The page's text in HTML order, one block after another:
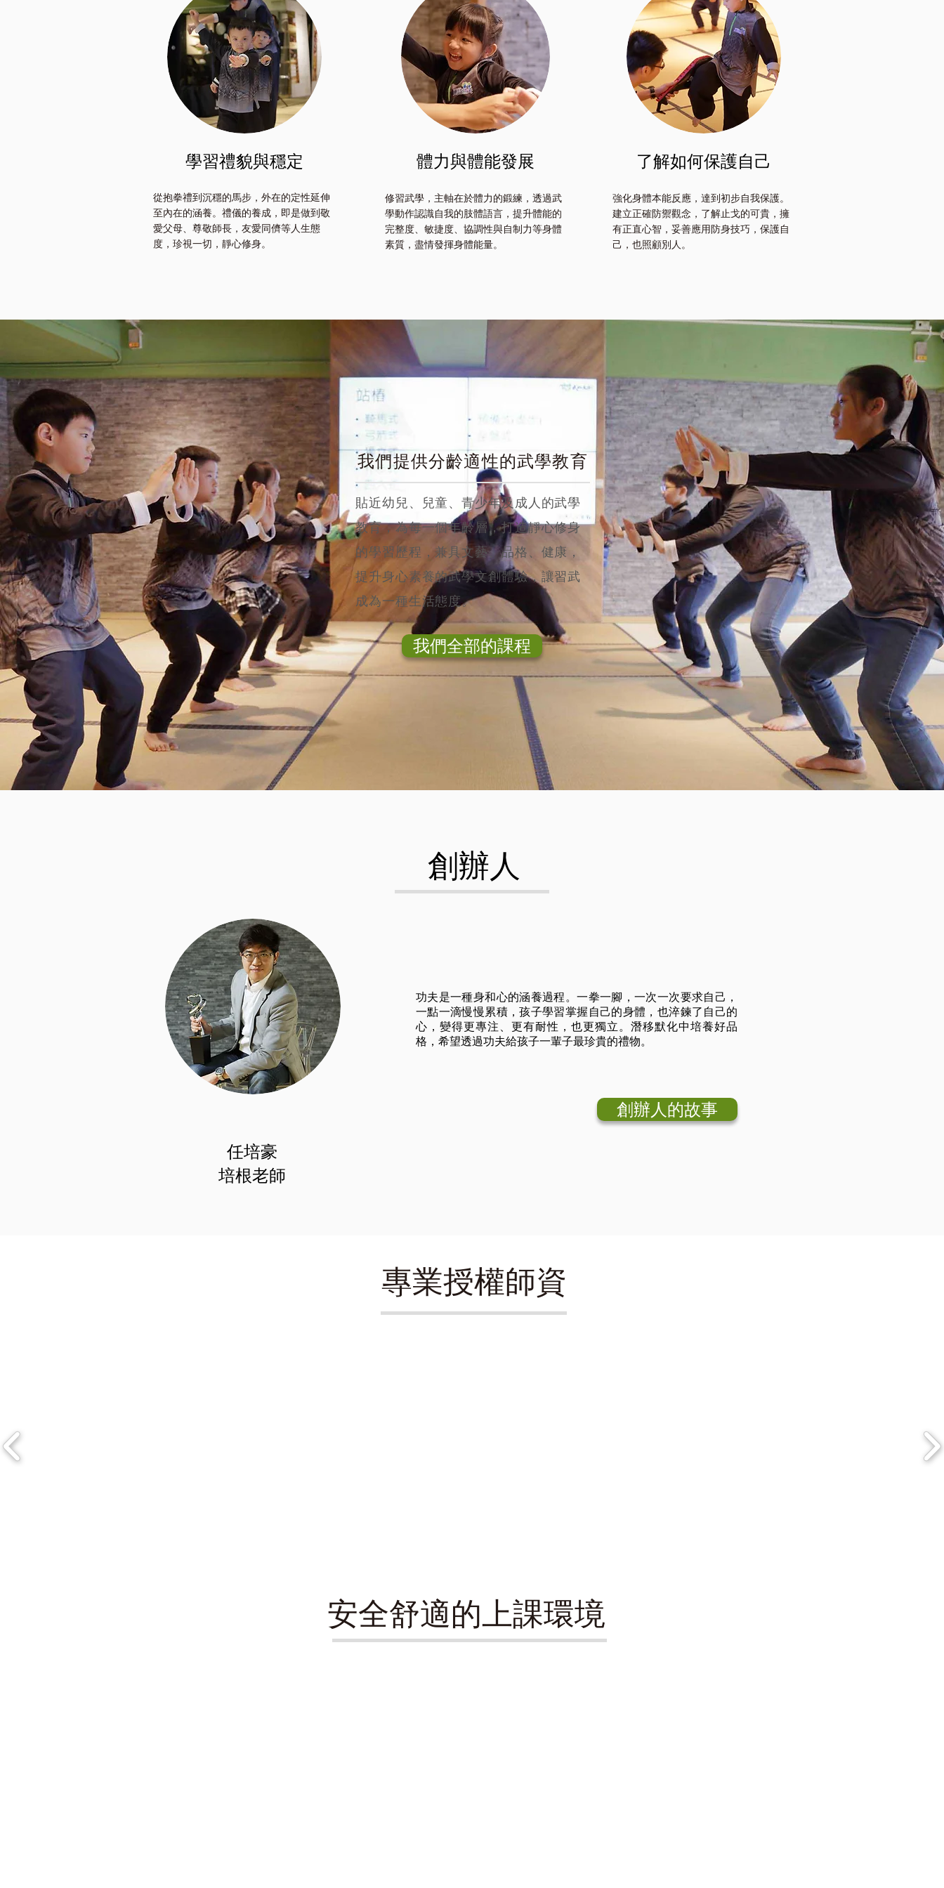
​學習禮貌與穩定
從抱拳禮到沉穩的馬步，外在的定性延伸
至內在的涵養。禮儀的養成，即是做到敬
愛父母、尊敬師長，友愛同儕等人生態
度，珍視一切，靜心修身。
體力與體能發展
修習武學，主軸在於體力的鍛練，透過武
學動作認識自我的肢體語言，提升體能的
完整度、敏捷度、協調性與自制力等身體
素質，盡情發揮身體能量。
了解如何保護自己
強化身體本能反應，達到初步自我保護。
建立正確防禦觀念，了解止戈的可貴，擁
有正直心智，妥善應用防身技巧，保護自
己，也照顧別人。
我們提供分齡適性的武學教育
貼近幼兒、兒童、青少年及成人的武學
教育，為每一個年齡層，打造靜心修身
的學習歷程，兼具文藝、品格、健康，
提升身心素養的武學文創體驗，讓習武
成為一種生活態度。
我們全部的課程
​創辦人
功夫是一種身和心的涵養過程。一拳一腳，一次一次要求自己，
一點一滴慢慢累積，孩子學習掌握自己的身體，也淬鍊了自己的
心，變得更專注、更有耐性，也更獨立。潛移默化中培養好品
格，希望透過功夫給孩子一輩子最珍貴的禮物。
創辦人的故事
任培豪
培根老師
​專業授權師資
​安全舒適的上課環境